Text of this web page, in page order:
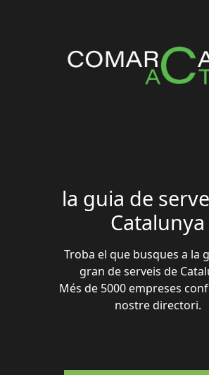
la guia de
Catalunya
Troba el que busques a la
gran de serveis de
Més de 5000 empreses
nostre directori.